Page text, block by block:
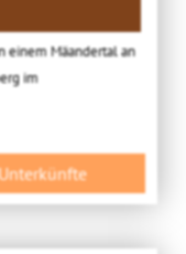
einem Mäandertal an
im